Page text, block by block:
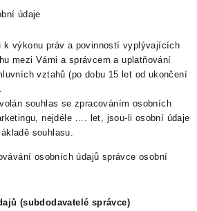
údaje
k výkonu práv a povinností vyplývajících
mezi Vámi a správcem a uplatňování
vztahů (po dobu 15 let od ukončení
souhlas se zpracováním osobních
nejdéle …. let, jsou-li osobní údaje
souhlasu.
osobních údajů správce osobní
(subdodavatelé správce)